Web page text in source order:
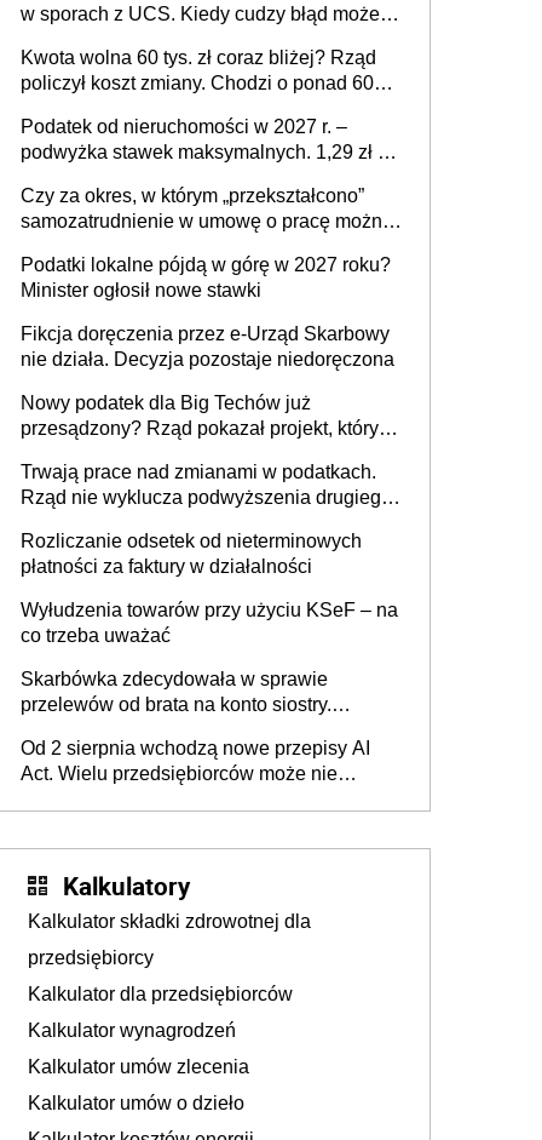
w sporach z UCS. Kiedy cudzy błąd może
Kwota wolna 60 tys. zł coraz bliżej? Rząd
policzył koszt zmiany. Chodzi o ponad 60
Podatek od nieruchomości w 2027 r. –
podwyżka stawek maksymalnych. 1,29 zł za
budynków i lokali związanych z
prowadzeniem działalności gospodarczej
Czy za okres, w którym „przekształcono”
samozatrudnienie w umowę o pracę można
umowy cywilnoprawnej jedynym
racjonalnym wyjściem
Podatki lokalne pójdą w górę w 2027 roku?
Minister ogłosił nowe stawki
Fikcja doręczenia przez e-Urząd Skarbowy
nie działa. Decyzja pozostaje niedoręczona
Nowy podatek dla Big Techów już
przesądzony? Rząd pokazał projekt, który
Trwają prace nad zmianami w podatkach.
Rząd nie wyklucza podwyższenia drugiego
Rozliczanie odsetek od nieterminowych
płatności za faktury w działalności
Wyłudzenia towarów przy użyciu KSeF – na
co trzeba uważać
Skarbówka zdecydowała w sprawie
przelewów od brata na konto siostry.
darowizna, ale podatku jednak nie będzie
Od 2 sierpnia wchodzą nowe przepisy AI
Act. Wielu przedsiębiorców może nie
Kalkulatory
Kalkulator składki zdrowotnej dla
przedsiębiorcy
Kalkulator dla przedsiębiorców
Kalkulator wynagrodzeń
Kalkulator umów zlecenia
Kalkulator umów o dzieło